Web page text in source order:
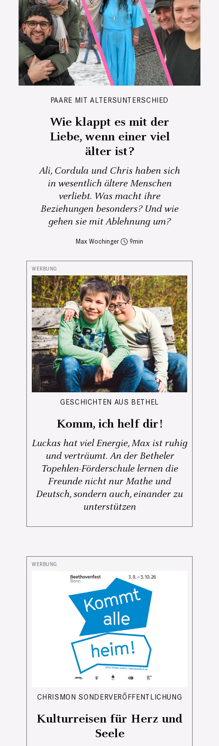
PAARE MIT ALTERSUNTERSCHIED
Wie klappt es mit der
Liebe, wenn einer viel
älter ist?
Ali, Cordula und Chris haben sich
in wesentlich ältere Menschen
verliebt. Was macht ihre
Beziehungen besonders? Und wie
gehen sie mit Ablehnung um?
Max Wochinger 9
GESCHICHTEN AUS BETHEL
Komm, ich helf dir!
Luckas hat viel Energie, Max ist ruhig
und verträumt. An der Betheler
Topehlen-Förderschule lernen die
Freunde nicht nur Mathe und
Deutsch, sondern auch, einander zu
unterstützen
CHRISMON SONDERVERÖFFENTLICHUNG
Kulturreisen für Herz und
Seele